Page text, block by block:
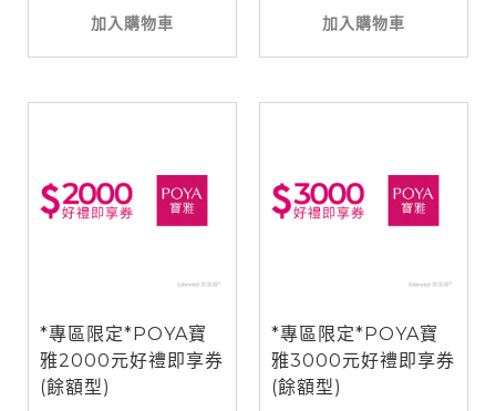
加入購物車 加入購物車
*專區限定*POYA寶
雅2000元好禮即享券
(餘額型)
*專區限定*POYA寶
雅3000元好禮即享券
(餘額型)